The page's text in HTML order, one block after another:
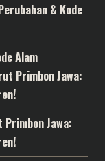
& Kode
Alam
Primbon Jawa:
Jawa: